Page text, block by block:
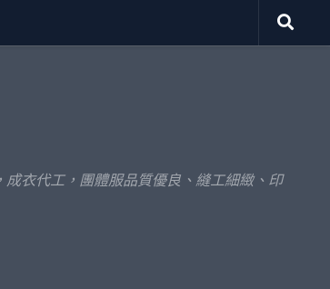
衣代工，團體服品質優良、縫工細緻、印